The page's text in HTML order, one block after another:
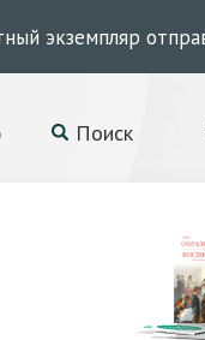
экземпляр
Поиск